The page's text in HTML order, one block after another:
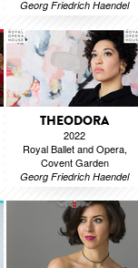
Georg Friedrich Haendel
THEODORA
2022
Royal Ballet and Opera,
Covent Garden
Georg Friedrich Haendel